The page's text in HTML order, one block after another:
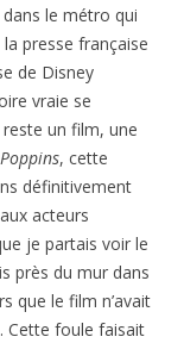
dans le métro qui
presse française
de Disney
vraie se
un film, une
, cette
définitivement
acteurs
je partais voir le
près du mur dans
que le film n’avait
Cette foule faisait